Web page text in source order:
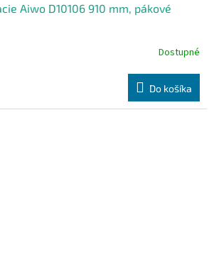
Aiwo D10106 910 mm, pákové
Dostupné
Do košíka